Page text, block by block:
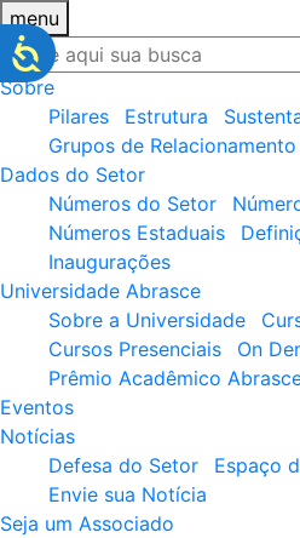
menu
Sobre
Pilares
Estrutura
Grupos de Relacionamento
Dados do Setor
Números do Setor
Números Estaduais
Inaugurações
Universidade Abrasce
Sobre a Universidade
Cursos Presenciais
On
Prêmio Acadêmico
Eventos
Notícias
Defesa do Setor
Espaço
Envie sua Notícia
Seja um Associado